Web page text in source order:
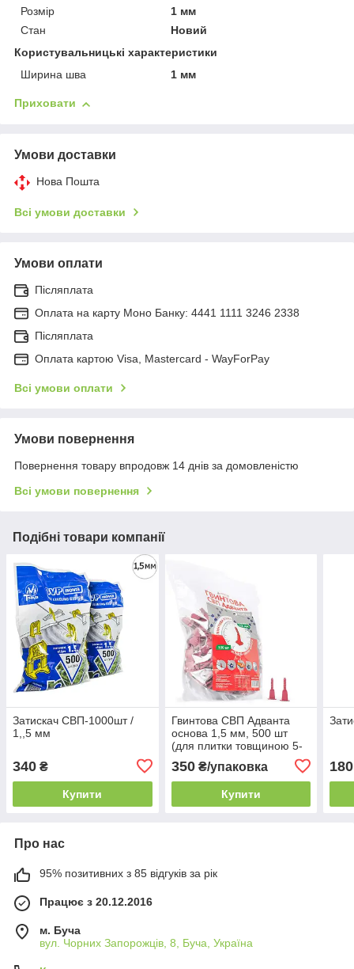
Розмір
1 мм
Стан
Новий
Користувальницькі характеристики
Ширина шва
1 мм
Приховати
Умови доставки
Нова Пошта
Всі умови доставки
Умови оплати
Післяплата
Оплата на карту Моно Банку: 4441 1111 3246 2338
Післяплата
Оплата картою Visa, Mastercard - WayForPay
Всі умови оплати
Умови повернення
Повернення товару впродовж 14 днів за домовленістю
Всі умови повернення
Подібні товари компанії
Затискач СВП-1000шт /
1,,5 мм
340 ₴
Купити
Гвинтова СВП Адванта
основа 1,5 мм, 500 шт
(для плитки товщиною 5-
350₴/упаковка
Купити
180
Про нас
95% позитивних з 85 відгуків за рік
Працює з 20.12.2016
м. Буча
вул. Чорних Запорожців, 8, Буча, Україна